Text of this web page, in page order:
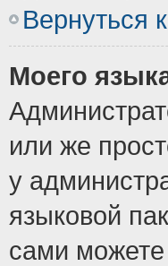
Вернуться
Моего
или же
у
языковой
сами